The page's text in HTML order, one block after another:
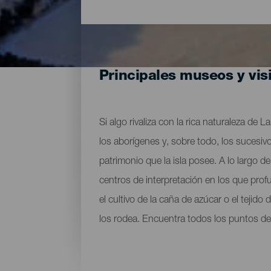
Principales museos y
Si algo rivaliza con la rica naturaleza de
los aborígenes y, sobre todo, los
patrimonio que la isla posee. A lo largo
centros de interpretación en los que
el cultivo de la caña de azúcar o el tejido
los rodea. Encuentra todos los puntos